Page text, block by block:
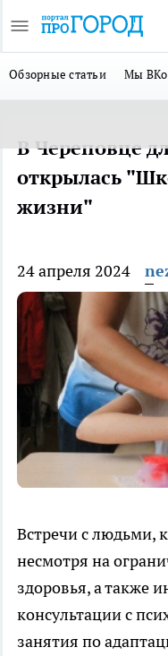
Обзорные статьи Мы
В Череповце
открылась
жизни"
24 апреля 2024
Встречи с людьми,
несмотря на
здоровья, а также
консультации с
занятия по